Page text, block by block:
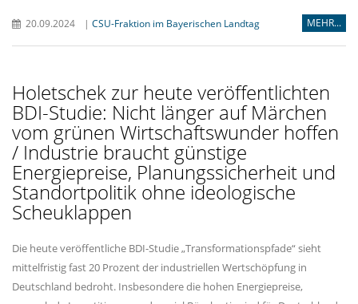
20.09.2024 | CSU-Fraktion im Bayerischen Landtag MEHR...
Holetschek zur heute veröffentlichten
BDI-Studie: Nicht länger auf Märchen
vom grünen Wirtschaftswunder hoffen
/ Industrie braucht günstige
Energiepreise, Planungssicherheit und
Standortpolitik ohne ideologische
Scheuklappen
Die heute veröffentliche BDI-Studie „Transformationspfade“ sieht
mittelfristig fast 20 Prozent der industriellen Wertschöpfung in
Deutschland bedroht. Insbesondere die hohen Energiepreise,